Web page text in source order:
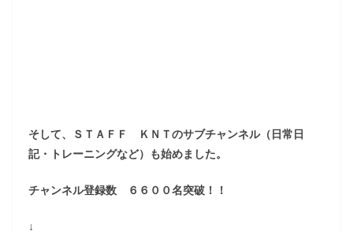
そして、ＳＴＡＦＦ ＫＮＴのサブチャンネル（日常日
記・トレーニングなど）も始めました。
チャンネル登録数 ６６００名突破！！
↓